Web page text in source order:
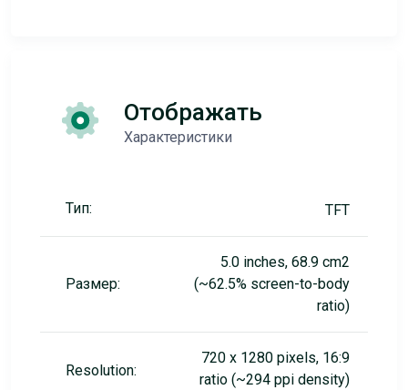
Отображать
Характеристики
Тип: TFT
Размер:
5.0 inches, 68.9 cm2
(~62.5% screen-to-body
ratio)
Resolution:
720 x 1280 pixels, 16:9
ratio (~294 ppi density)